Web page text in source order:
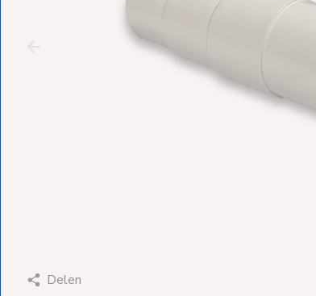
Ventilators
Weekendleveringen
Delen